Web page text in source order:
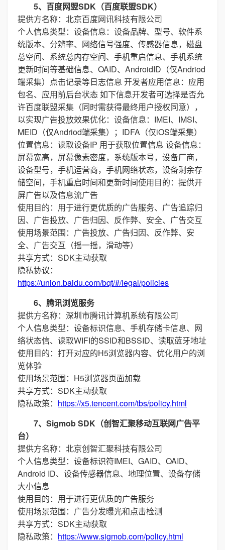
5、百度网盟SDK（百度联盟SDK）
提供方名称：北京百度网讯科技有限公司
个人信息类型：设备信息：设备品牌、型号、软件系
统版本、分辨率、网络信号强度、传感器信息，磁盘
总空间、系统总内存空间、手机重启信息、手机系统
更新时间等基础信息、OAID、AndroidID（仅Andriod
端采集）点击记录等日志信息 开发者应用信息：应用
包名、应用前后台状态 如下信息开发者可选择是否允
许百度联盟采集（同时需获得最终用户授权同意），
以实现广告投放效果优化：设备信息：IMEI、IMSI、
MEID（仅Andriod端采集）；IDFA（仅iOS端采集）
位置信息：读取设备IP 用于获取位置信息 设备信息：
屏幕宽高，屏幕像素密度，系统版本号，设备厂商，
设备型号，手机运营商，手机网络状态，设备剩余存
储空间，手机重启时间和更新时间使用目的：提供开
屏广告以及信息流广告
使用目的：用于进行更优质的广告服务、广告追踪归
因、广告投放、广告归因、反作弊、安全、广告交互
使用场景范围：广告投放、广告归因、反作弊、安
全、广告交互（摇一摇，滑动等）
共享方式：SDK主动获取
隐私协议：
https://union.baidu.com/bqt/#/legal/policies
6、腾讯浏览服务
提供方名称：深圳市腾讯计算机系统有限公司
个人信息类型：设备标识信息、手机存储卡信息、网
络状态信、读取WIFI的SSID和BSSID、读取蓝牙地址
使用目的：打开对应的H5浏览器内容、优化用户的浏
览体验
使用场景范围：H5浏览器页面加载
共享方式：SDK主动获取
隐私政策： https://x5.tencent.com/tbs/policy.html
7、Sigmob SDK（创智汇聚移动互联网广告平
台）
提供方名称：北京创智汇聚科技有限公司
个人信息类型：设备标识符IMEI、GAID、OAID、
Android ID、设备传感器信息、地理位置、设备存储
大小信息
使用目的：用于进行更优质的广告服务
使用场景范围：广告分发曝光和点击检测
共享方式：SDK主动获取
隐私政策： https://www.sigmob.com/policy.html